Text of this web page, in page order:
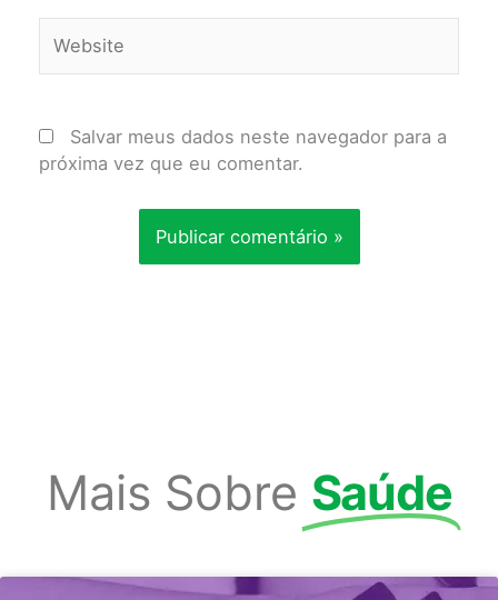
Salvar meus dados neste navegador para a
próxima vez que eu comentar.
Mais Sobre Saúde